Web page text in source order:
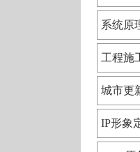
系统原
工程施
城市更
IP形象